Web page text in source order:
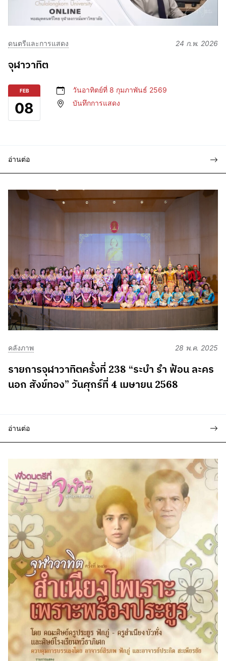
ดนตรีและการแสดง 24 ก.พ. 2026
จุฬาวาทิต
FEB
08
วันอาทิตย์ที่ 8 กุมภาพันธ์ 2569
บันทึกการแสดง
อ่านต่อ
คลังภาพ 28 พ.ค. 2025
รายการจุฬาวาทิตครั้งที่ 238 “ระบำ รำ ฟ้อน ละคร
นอก สังข์ทอง” วันศุกร์ที่ 4 เมษายน 2568
อ่านต่อ